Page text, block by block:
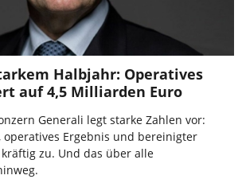
Halbjahr: Operatives
auf 4,5 Milliarden Euro
Generali legt starke Zahlen vor:
operatives Ergebnis und bereinigter
zu. Und das über alle